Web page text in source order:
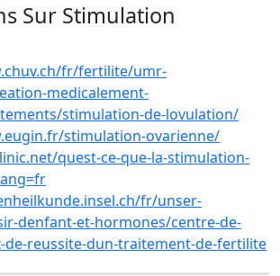
Sur Stimulation
fr/fertilite/umr-
medicalement-
stimulation-de-lovulation/
stimulation-ovarienne/
quest-ce-que-la-stimulation-
fr/unser-
denfant-et-hormones/centre-de-
reussite-dun-traitement-de-fertilite